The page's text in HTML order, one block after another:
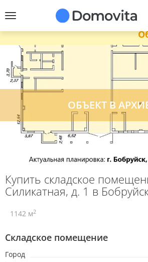
Купить складское
Силикатная, д. 1 в
1142 м2
Складское помещение
Город